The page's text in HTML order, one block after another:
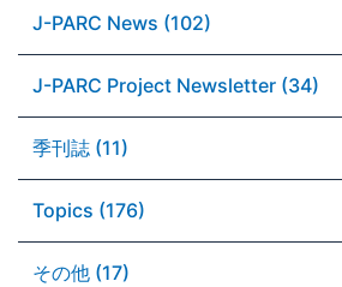
J-PARC News (102)
J-PARC Project Newsletter (34)
季刊誌 (11)
Topics (176)
その他 (17)